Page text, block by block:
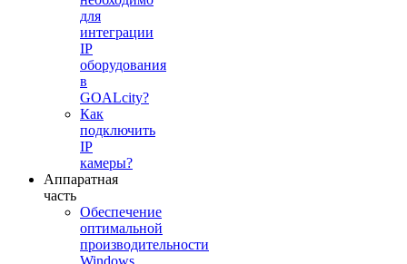
для
интеграции
IP
оборудования
в
GOALcity?
Как
подключить
IP
камеры?
Аппаратная
часть
Обеспечение
оптимальной
производительности
Windows